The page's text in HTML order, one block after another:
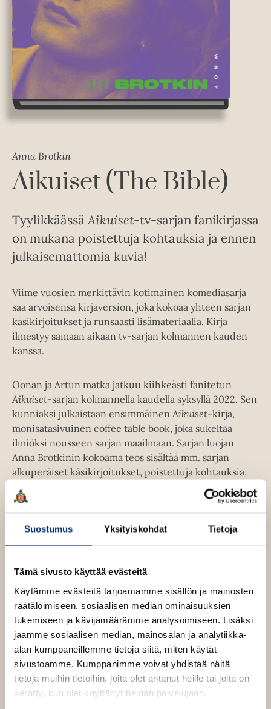
Suostumus Yksityiskohdat Tietoja
Tämä sivusto käyttää evästeitä
Käytämme evästeitä tarjoamamme sisällön ja mainosten
räätälöimiseen, sosiaalisen median ominaisuuksien
tukemiseen ja kävijämäärämme analysoimiseen. Lisäksi
jaamme sosiaalisen median, mainosalan ja analytiikka-
alan kumppaneillemme tietoja siitä, miten käytät
sivustoamme. Kumppanimme voivat yhdistää näitä
tietoja muihin tietoihin, joita olet antanut heille tai joita on
kerätty, kun olet käyttänyt heidän palvelujaan.
Anna Brotkin
Aikuiset (The Bible)
TyylikkäässäAikuiset-tv-sarjan fanikirjassa
on mukana poistettuja kohtauksia ja ennen
julkaisemattomia kuvia!
Viime vuosien merkittävin kotimainen komediasarja
saa arvoisensa kirjaversion, joka kokoaa yhteen sarjan
käsikirjoitukset ja runsaasti lisämateriaalia. Kirja
ilmestyy samaan aikaan tv-sarjan kolmannen kauden
kanssa.
Oonan ja Artun matka jatkuu kiihkeästi fanitetun
Aikuiset-sarjan kolmannella kaudella syksyllä 2022. Sen
kunniaksi julkaistaan ensimmäinen Aikuiset-kirja,
monisatasivuinen coffee table book, joka sukeltaa
ilmiöksi nousseen sarjan maailmaan. Sarjan luojan
Anna Brotkinin kokoama teos sisältää mm. sarjan
alkuperäiset käsikirjoitukset, poistettuja kohtauksia,
runsaasti kuvia ja ohjeet
-teemaisille
kävelykierroksille. Näyttelijöiden haastattelujen myötä
Aikuiset (The Bible)
on pakkohankinta faneille,
aikuistumisen kanssa kipuileville sekä kaikille, jotka
Kirjan tiedot
Kirjan kuvapankkikuvat